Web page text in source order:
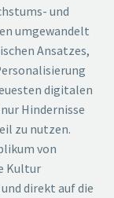
und
umgewandelt
Ansatzes,
digitalen
Hindernisse
zu nutzen.
von
Kultur
direkt auf die